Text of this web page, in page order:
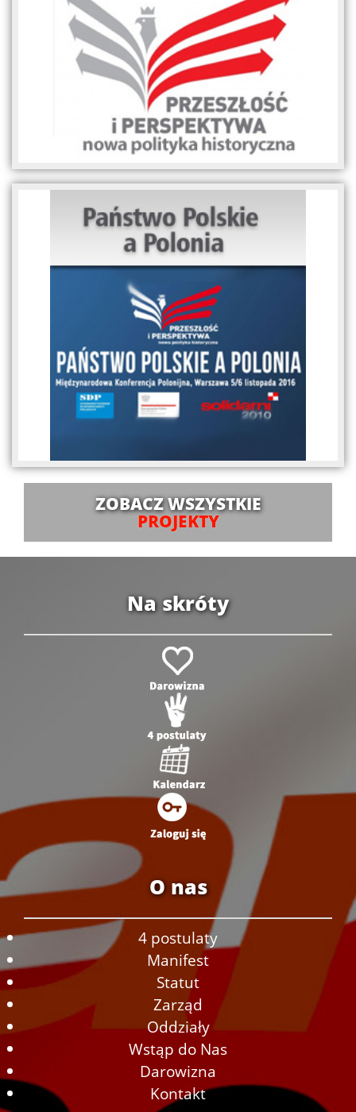
ZOBACZ WSZYSTKIE
PROJEKTY
Na skróty
O nas
4 postulaty
Manifest
Statut
Zarząd
Oddziały
Wstąp do Nas
Darowizna
Kontakt